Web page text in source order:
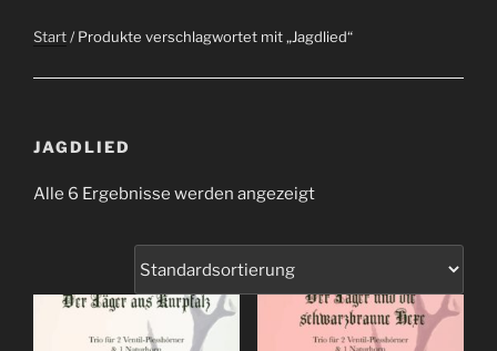
Start/ Produkte verschlagwortet mit „Jagdlied“
JAGDLIED
Alle 6 Ergebnisse werden angezeigt